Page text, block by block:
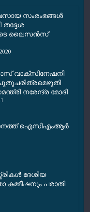
സംരംഭങ്ങള്‍
ലൈസന്‍സ്
വാ​ക്സി​നേ​ഷ​നി​
ന​രേ​ന്ദ്ര മോ​ദി
ഐസിഎംആ‍ര്‍
ദേശീയ
കമ്മീഷനും പരാതി